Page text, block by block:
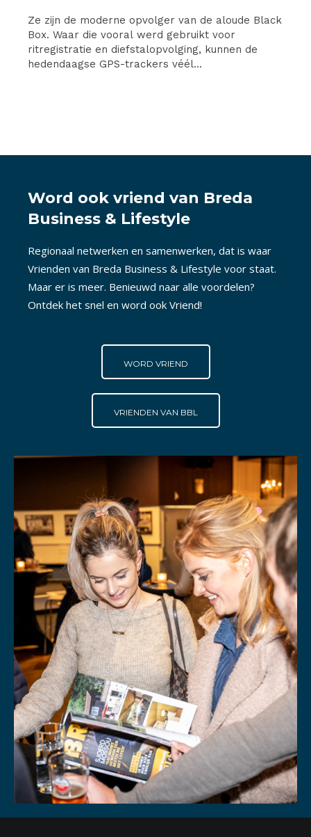
Ze zijn de moderne opvolger van de aloude Black
Box. Waar die vooral werd gebruikt voor
ritregistratie en diefstalopvolging, kunnen de
hedendaagse GPS-trackers véél...
Word ook vriend van Breda
Business & Lifestyle
Regionaal netwerken en samenwerken, dat is waar
Vrienden van Breda Business & Lifestyle voor staat.
Maar er is meer. Benieuwd naar alle voordelen?
Ontdek het snel en word ook Vriend!
WORD VRIEND
VRIENDEN VAN BBL